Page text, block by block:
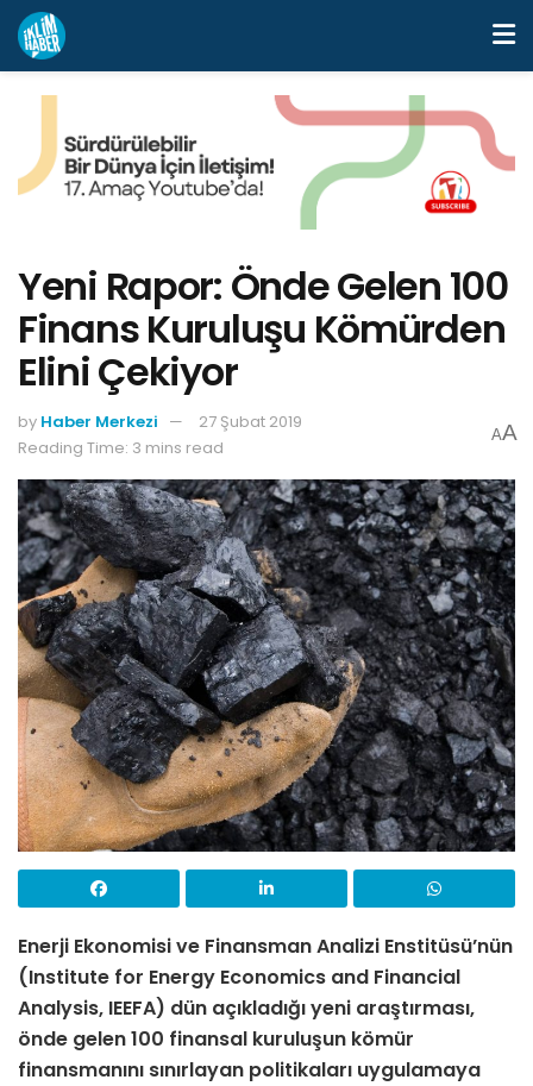
Yeni Rapor: Önde Gelen 100
Finans Kuruluşu Kömürden
Elini Çekiyor
by Haber Merkezi
27 Şubat 2019
Reading Time: 3 mins read
AA
Enerji Ekonomisi ve Finansman Analizi Enstitüsü’nün
(Institute for Energy Economics and Financial
Analysis, IEEFA) dün açıkladığı yeni araştırması,
önde gelen 100 finansal kuruluşun kömür
finansmanını sınırlayan politikaları uygulamaya